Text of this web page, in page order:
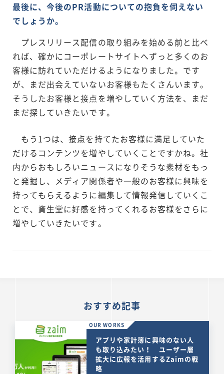
最後に、今後のPR活動についての抱負を伺えない
でしょうか。
プレスリリース配信の取り組みを始める前と比べ
れば、確かにコーポレートサイトへずっと多くのお
客様に訪れていただけるようになりました。です
が、まだ出会えていないお客様もたくさんいます。
そうしたお客様と接点を増やしていく方法を、まだ
まだ探していきたいです。
もう1つは、接点を持てたお客様に満足していた
だけるコンテンツを増やしていくことですかね。社
内からおもしろいニュースになりそうな素材をもっ
と発掘し、メディア関係者や一般のお客様に興味を
持ってもらえるように編集して情報発信していくこ
とで、資生堂に好感を持ってくれるお客様をさらに
増やしていきたいです。
おすすめ記事
OUR WORKS
アプリや家計簿に興味のない人
も取り込みたい！ ユーザー層
拡大に広報を活用するZaimの戦
略